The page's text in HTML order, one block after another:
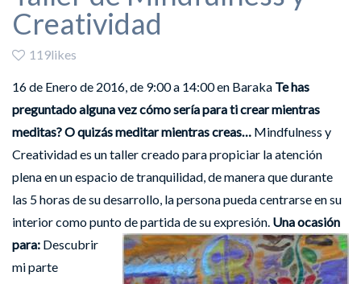
Creatividad
119likes
16 de Enero de 2016, de 9:00 a 14:00 en Baraka Te has
preguntado alguna vez cómo sería para ti crear mientras
meditas?O quizás meditar mientras creas… Mindfulness y
Creatividad es un taller creado para propiciar la atención
plena en un espacio de tranquilidad, de manera que durante
las 5 horas de su desarrollo, la persona pueda centrarse en su
interior como punto de partida de su expresión. Una ocasión
para: Descubrir
mi parte